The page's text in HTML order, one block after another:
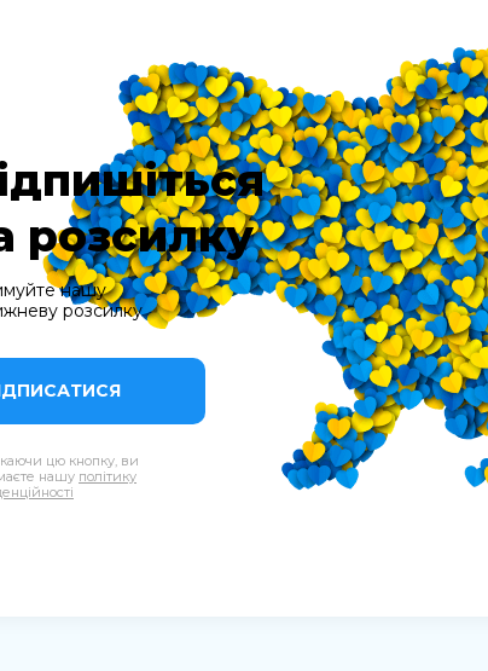
розсилку
нашу
розсилку
цю кнопку, ви
нашу політику